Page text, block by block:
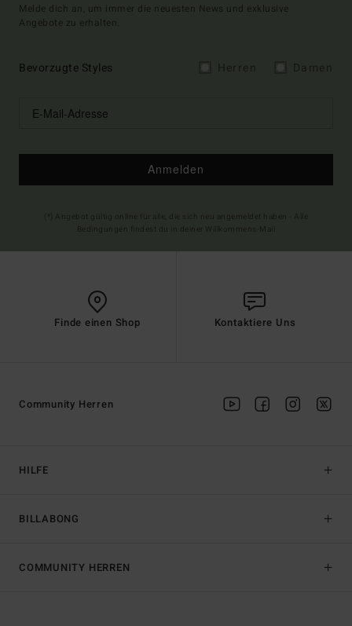
Melde dich an, um immer die neuesten News und exklusive
Angebote zu erhalten.
Bevorzugte Styles
Anmelden
Finde einen Shop Kontaktiere Uns
HILFE
BILLABONG
Community Herren
COMMUNITY HERREN